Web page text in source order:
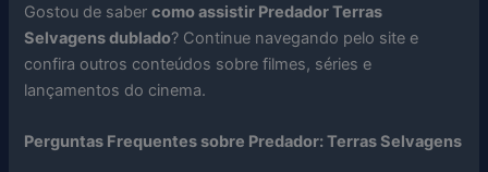
Gostou de sabercomo assistir Predador Terras
Selvagens dublado? Continue navegando pelo site e
confira outros conteúdos sobre filmes, séries e
lançamentos do cinema.
Perguntas Frequentes sobre Predador: Terras Selvagens